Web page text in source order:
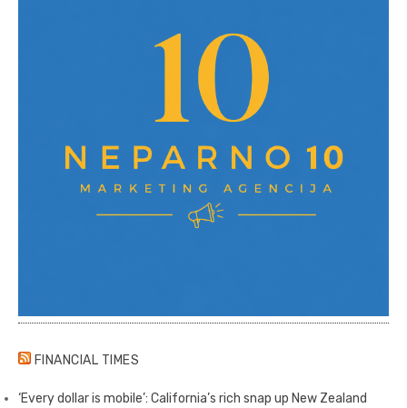
FINANCIAL TIMES
‘Every dollar is mobile’: California’s rich snap up New Zealand